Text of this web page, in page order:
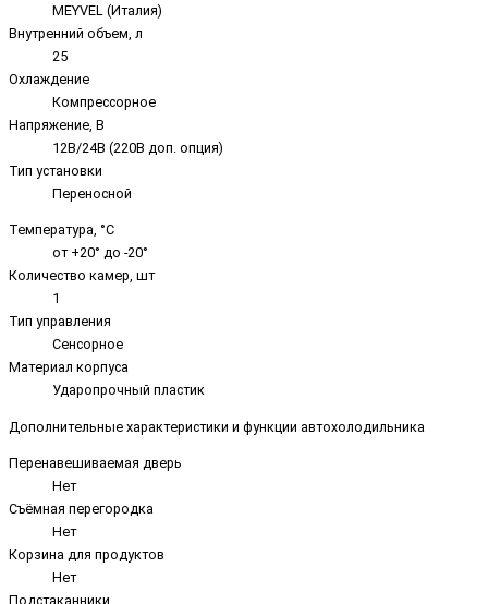
MEYVEL (Италия)
Внутренний объем, л
25
Охлаждение
Компрессорное
Напряжение, В
12В/24В (220В доп. опция)
Тип установки
Переносной
Температура, °C
от +20° до -20°
Количество камер, шт
1
Тип управления
Сенсорное
Материал корпуса
Ударопрочный пластик
Дополнительные характеристики и функции автохолодильника
Перенавешиваемая дверь
Нет
Съёмная перегородка
Нет
Корзина для продуктов
Нет
Подстаканники